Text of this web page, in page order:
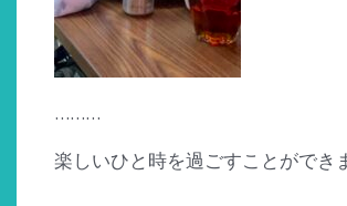
………
楽しいひと時を過ごすことができ